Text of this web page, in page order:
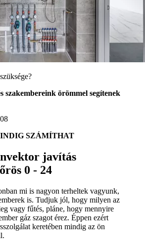
szakembereink örömmel segítenek
SZÁMÍTHAT
javítás
0 - 24
mi is nagyon terheltek vagyunk,
is. Tudjuk jól, hogy milyen az
vagy fűtés, pláne, hogy mennyire
gáz szagot érez. Éppen ezért
keretében mindig az ön